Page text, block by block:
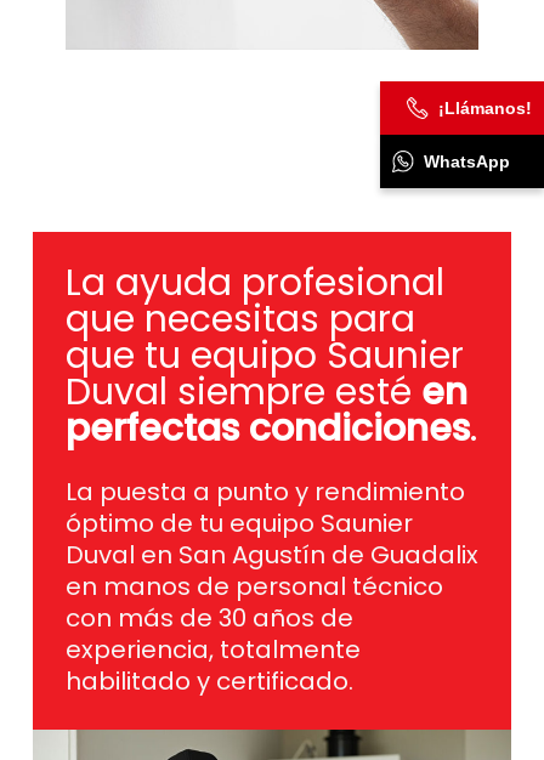
La ayuda profesional
que necesitas para
que tu equipo Saunier
Duval siempre esté en
perfectas condiciones.
La puesta a punto y rendimiento
óptimo de tu equipo Saunier
Duval en San Agustín de Guadalix
en manos de personal técnico
con más de 30 años de
experiencia, totalmente
habilitado y certificado.
¡Llámanos!
WhatsApp